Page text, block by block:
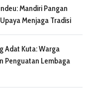
Mandiri Pangan
Menjaga Tradisi
Adat Kuta: Warga
Penguatan Lembaga